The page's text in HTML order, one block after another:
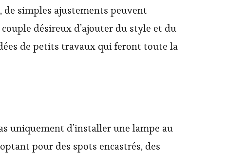
simples ajustements peuvent
désireux d’ajouter du style et du
de petits travaux qui feront toute la
uniquement d’installer une lampe au
pour des spots encastrés, des